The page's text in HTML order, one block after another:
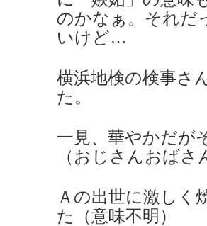
のかなぁ。それだ
いけど…
横浜地検の検事さ
た。
一見、華やかだが
（おじさんおば
Ａの出世に激しく
た（意味不明）